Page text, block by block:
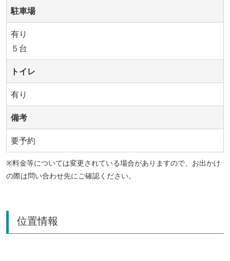
駐車場
有り
５台
トイレ
有り
備考
要予約
※料金等については変更されている場合がありますので、お出かけ
の際は問い合わせ先にご確認ください。
位置情報